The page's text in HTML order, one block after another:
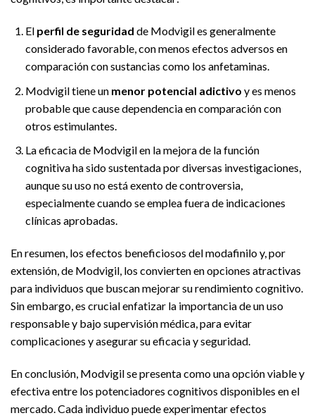
El perfil de seguridad de Modvigil es generalmente
considerado favorable, con menos efectos adversos en
comparación con sustancias como los anfetaminas.
Modvigil tiene un menor potencial adictivo y es menos
probable que cause dependencia en comparación con
otros estimulantes.
La eficacia de Modvigil en la mejora de la función
cognitiva ha sido sustentada por diversas investigaciones,
aunque su uso no está exento de controversia,
especialmente cuando se emplea fuera de indicaciones
clínicas aprobadas.
En resumen, los efectos beneficiosos del modafinilo y, por
extensión, de Modvigil, los convierten en opciones atractivas
para individuos que buscan mejorar su rendimiento cognitivo.
Sin embargo, es crucial enfatizar la importancia de un uso
responsable y bajo supervisión médica, para evitar
complicaciones y asegurar su eficacia y seguridad.
En conclusión, Modvigil se presenta como una opción viable y
efectiva entre los potenciadores cognitivos disponibles en el
mercado. Cada individuo puede experimentar efectos